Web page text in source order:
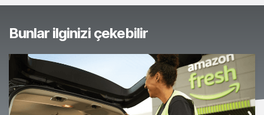
Bunlar ilginizi çekebilir